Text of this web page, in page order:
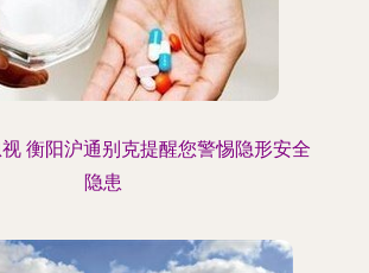
视 衡阳沪通别克提醒您警惕隐形安全
隐患